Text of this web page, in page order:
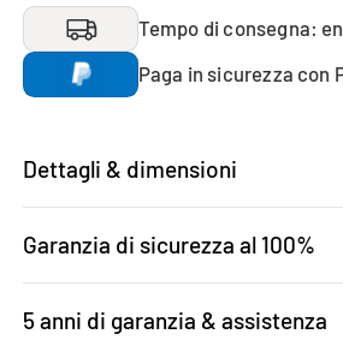
Tempo di consegna:
Paga in sicurezza con
Dettagli & dimensioni
Garanzia di sicurezza al 100%
5 anni di garanzia & assistenza